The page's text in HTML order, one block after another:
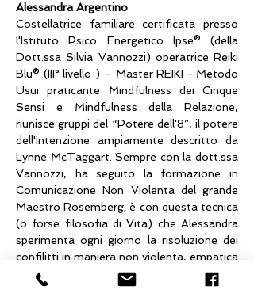
Alessandra Argentino
Costellatrice familiare certificata presso
l'Istituto Psico Energetico Ipse® (della
Dott.ssa Silvia Vannozzi) operatrice Reiki
Blu® (III° livello ) – Master REIKI - Metodo
Usui praticante Mindfulness dei Cinque
Sensi e Mindfulness della Relazione,
riunisce gruppi del “Potere dell'8”, il potere
dell'Intenzione ampiamente descritto da
Lynne McTaggart. Sempre con la dott.ssa
Vannozzi, ha seguito la formazione in
Comunicazione Non Violenta del grande
Maestro Rosemberg; è con questa tecnica
(o forse filosofia di Vita) che Alessandra
sperimenta ogni giorno la risoluzione dei
confilitti in maniera non violenta, empatica
e amorevole, al servizio della Crescita
Personale di tutte le persone coinvolte. Ha